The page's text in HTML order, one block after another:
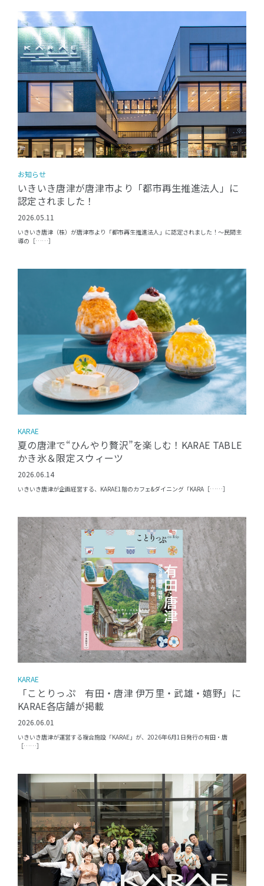
お知らせ
いきいき唐津が唐津市より「都市再生推進法人」に
認定されました！
2026.05.11
いきいき唐津（株）が唐津市より「都市再生推進法人」に認定されました！〜民間主
導の［……］
KARAE
夏の唐津で“ひんやり贅沢”を楽しむ！KARAE TABLE
かき氷＆限定スウィーツ
2026.06.14
いきいき唐津が企画経営する、KARAE1階のカフェ&ダイニング「KARA［……］
KARAE
「ことりっぷ 有田・唐津 伊万里・武雄・嬉野」に
KARAE各店舗が掲載
2026.06.01
いきいき唐津が運営する複合施設「KARAE」が、2026年6月1日発行の有田・唐
［……］